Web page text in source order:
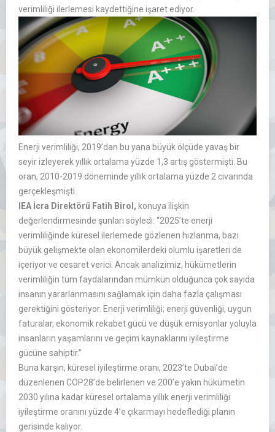
verimliliği ilerlemesi kaydettiğine işaret ediyor.
Enerji verimliliği, 2019’dan bu yana büyük ölçüde yavaş bir
seyir izleyerek yıllık ortalama yüzde 1,3 artış göstermişti. Bu
oran, 2010-2019 döneminde yıllık ortalama yüzde 2 civarında
gerçekleşmişti.
IEA İcra Direktörü Fatih Birol, konuya ilişkin
değerlendirmesinde şunları söyledi: “2025’te enerji
verimliliğinde küresel ilerlemede gözlenen hızlanma, bazı
büyük gelişmekte olan ekonomilerdeki olumlu işaretleri de
içeriyor ve cesaret verici. Ancak analizimiz, hükümetlerin
verimliliğin tüm faydalarından mümkün olduğunca çok sayıda
insanın yararlanmasını sağlamak için daha fazla çal ışması
gerektiğini gösteriyor. Enerji verimliliği; enerji güvenliği, uygun
faturalar, ekonomik rekabet gücü ve düşük emisyonlar yoluyla
insanların yaşamlarını ve geçim kaynaklarını iyileştirme
gücüne sahiptir.”
Buna karşın, küresel iyileştirme oranı, 2023’te Dubai’de
düzenlenen COP28’de belirlenen ve 200’e yakın hükümetin
2030 yılına kadar küresel ortalama yıllık enerji verimliliği
iyileştirme oranını yüzde 4’e çıkarmayı hedeflediği planın
gerisinde kalıyor.